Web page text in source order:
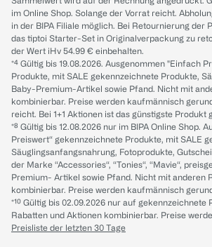
im Online Shop. Solange der Vorrat reicht.
in der BIPA Filiale möglich. Bei Retournierung der
das tiptoi Starter-Set in Originalverpackung zu
der Wert iHv 54.99 € einbehalten.
*⁴ Gültig bis 19.08.2026. Ausgenommen "Einfach
Produkte, mit SALE gekennzeichnete Produkte,
Baby-Premium-Artikel sowie Pfand. Nicht mit
kombinierbar. Preise werden kaufmännisch
reicht. Bei 1+1 Aktionen ist das günstigste Produkt
*⁸ Gültig bis 12.08.2026 nur im BIPA Online Shop.
Preiswert“ gekennzeichnete Produkte, mit SALE
Säuglingsanfangsnahrung, Fotoprodukte,
der Marke “Accessories“, “Tonies“, “Mavie“,
Premium- Artikel sowie Pfand. Nicht mit anderen
kombinierbar. Preise werden kaufmännisch
*¹⁰ Gültig bis 02.09.2026 nur auf
Rabatten und Aktionen kombinierbar. Preise
Preisliste der letzten 30 Tage